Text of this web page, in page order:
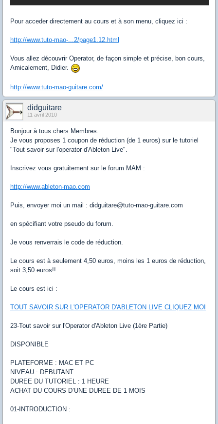
Pour acceder directement au cours et à son menu, cliquez ici :
http://www.tuto-mao-...2/page1.12.html
Vous allez découvrir Operator, de façon simple et précise, bon cours,
Amicalement, Didier.
http://www.tuto-mao-guitare.com/
didguitare
11 avril 2010
Bonjour à tous chers Membres.
Je vous proposes 1 coupon de réduction (de 1 euros) sur le tutoriel
"Tout savoir sur l'operator d'Ableton Live".
Inscrivez vous gratuitement sur le forum MAM :
http://www.ableton-mao.com
Puis, envoyer moi un mail : didguitare@tuto-mao-guitare.com
en spécifiant votre pseudo du forum.
Je vous renverrais le code de réduction.
Le cours est à seulement 4,50 euros, moins les 1 euros de réduction,
soit 3,50 euros!!
Le cours est ici :
TOUT SAVOIR SUR L'OPERATOR D'ABLETON LIVE CLIQUEZ MOI
23-Tout savoir sur l'Operator d'Ableton Live (1ère Partie)
DISPONIBLE
PLATEFORME : MAC ET PC
NIVEAU : DEBUTANT
DUREE DU TUTORIEL : 1 HEURE
ACHAT DU COURS D’UNE DUREE DE 1 MOIS
01-INTRODUCTION :